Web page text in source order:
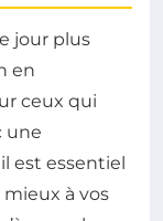
jour plus
en
ceux qui
une
est essentiel
à vos